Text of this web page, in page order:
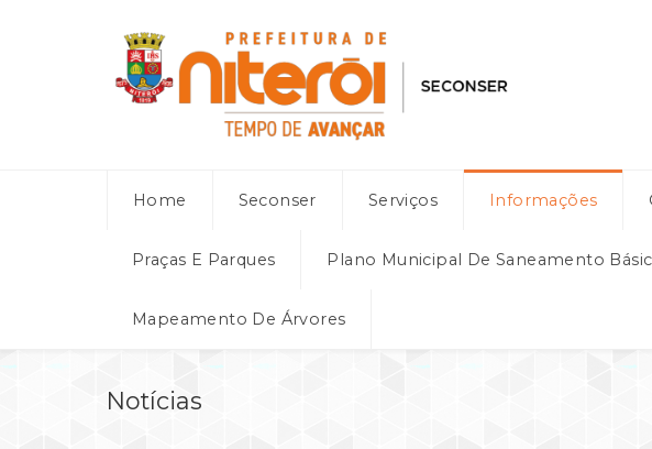
Home Seconser Serviços Informações
Praças E Parques Plano Municipal De Saneamento
Mapeamento De Árvores
Notícias